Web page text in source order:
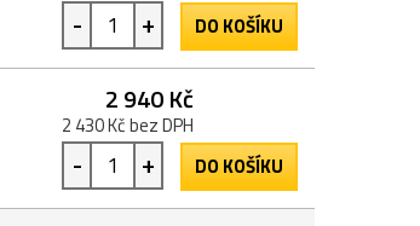
- + DO KOŠÍKU
2 940 Kč
2 430 Kč bez DPH
- + DO KOŠÍKU